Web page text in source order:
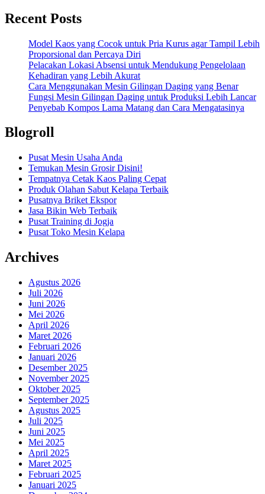
Recent Posts
Model Kaos yang Cocok untuk Pria Kurus agar Tampil Lebih
Proporsional dan Percaya Diri
Pelacakan Lokasi Absensi untuk Mendukung Pengelolaan
Kehadiran yang Lebih Akurat
Cara Menggunakan Mesin Gilingan Daging yang Benar
Fungsi Mesin Gilingan Daging untuk Produksi Lebih Lancar
Penyebab Kompos Lama Matang dan Cara Mengatasinya
Blogroll
Pusat Mesin Usaha Anda
Temukan Mesin Grosir Disini!
Tempatnya Cetak Kaos Paling Cepat
Produk Olahan Sabut Kelapa Terbaik
Pusatnya Briket Ekspor
Jasa Bikin Web Terbaik
Pusat Training di Jogja
Pusat Toko Mesin Kelapa
Archives
Agustus 2026
Juli 2026
Juni 2026
Mei 2026
April 2026
Maret 2026
Februari 2026
Januari 2026
Desember 2025
November 2025
Oktober 2025
September 2025
Agustus 2025
Juli 2025
Juni 2025
Mei 2025
April 2025
Maret 2025
Februari 2025
Januari 2025